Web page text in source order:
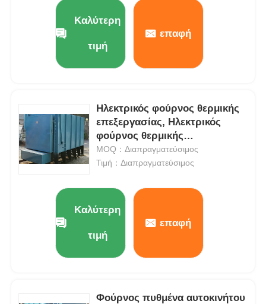
Καλύτερη
τιμή
επαφή
Ηλεκτρικός φούρνος θερμικής
επεξεργασίας, Ηλεκτρικός
φούρνος θερμικής
επεξεργασίας 380V / 50HZ με
έλεγχο PID
MOQ：Διαπραγματεύσιμος
Τιμή：Διαπραγματεύσιμος
Καλύτερη
τιμή
επαφή
Φούρνος πυθμένα αυτοκινήτου